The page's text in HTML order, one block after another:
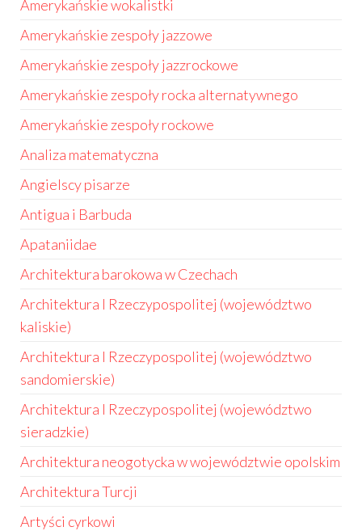
Amerykańskie wokalistki
Amerykańskie zespoły jazzowe
Amerykańskie zespoły jazzrockowe
Amerykańskie zespoły rocka alternatywnego
Amerykańskie zespoły rockowe
Analiza matematyczna
Angielscy pisarze
Antigua i Barbuda
Apataniidae
Architektura barokowa w Czechach
Architektura I Rzeczypospolitej (województwo
kaliskie)
Architektura I Rzeczypospolitej (województwo
sandomierskie)
Architektura I Rzeczypospolitej (województwo
sieradzkie)
Architektura neogotycka w województwie opolskim
Architektura Turcji
Artyści cyrkowi